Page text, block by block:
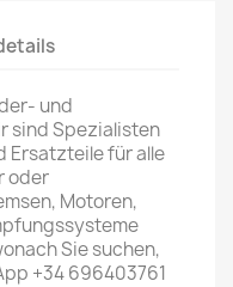
und
sind Spezialisten
Ersatzteile für alle
oder
Motoren,
Sie suchen,
+34 696403761